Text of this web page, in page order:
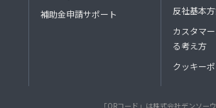
補助金申請サポート
反社基本
カスタマ
る考え方
クッキー
「QRコード」は株式会社デンソー